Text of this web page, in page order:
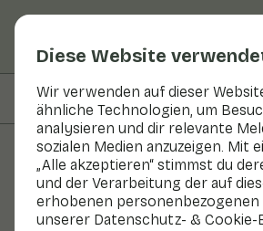
Diese Website
Wir verwenden auf dieser
ähnliche Technologien, um
analysieren und dir relevante
sozialen Medien anzuzeigen. Mit
„Alle akzeptieren“ stimmst du
und der Verarbeitung der auf
erhobenen personenbezogenen
unserer Datenschutz- & Cookie-
Auf dieser Seite Nährwerte
Obst und Gemüse
Steinwäldchen